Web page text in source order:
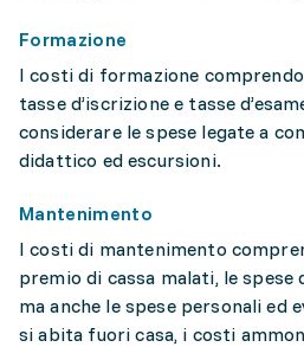
Formazione
I costi di formazione
tasse d’iscrizione e tasse
considerare le spese legate a
didattico ed escursioni.
Mantenimento
I costi di mantenimento
premio di cassa malati, le
ma anche le spese personali ed
si abita fuori casa, i costi